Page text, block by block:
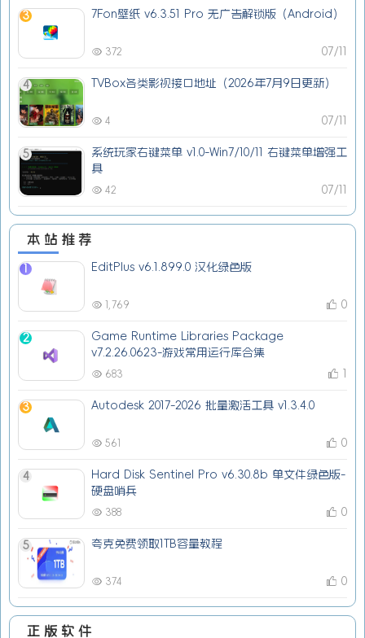
3 7Fon壁纸 v6.3.51 Pro 无广告解锁版（Android）
07/11
372
4 TVBox各类影视接口地址（2026年7月9日更新）
07/11
4
5
系统玩家右键菜单 v1.0-Win7/10/11 右键菜单增强工
具
07/11
42
本站推荐
1 EditPlus v6.1.899.0 汉化绿色版
1,769 0
2
Game Runtime Libraries Package
v7.2.26.0623-游戏常用运行库合集
683 1
3 Autodesk 2017-2026 批量激活工具 v1.3.4.0
561 0
4
Hard Disk Sentinel Pro v6.30.8b 单文件绿色版-
硬盘哨兵
388 0
5 夸克免费领取1TB容量教程
374 0
正版软件